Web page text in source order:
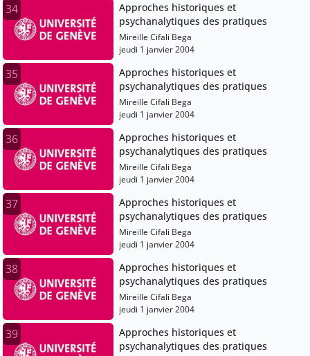
34
Approches historiques et
psychanalytiques des pratiques
Mireille Cifali Bega
jeudi 1 janvier 2004
35
Approches historiques et
psychanalytiques des pratiques
Mireille Cifali Bega
jeudi 1 janvier 2004
36
Approches historiques et
psychanalytiques des pratiques
Mireille Cifali Bega
jeudi 1 janvier 2004
37
Approches historiques et
psychanalytiques des pratiques
Mireille Cifali Bega
jeudi 1 janvier 2004
38
Approches historiques et
psychanalytiques des pratiques
Mireille Cifali Bega
jeudi 1 janvier 2004
39
Approches historiques et
psychanalytiques des pratiques